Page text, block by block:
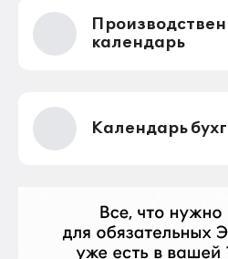
календарь
Календарь